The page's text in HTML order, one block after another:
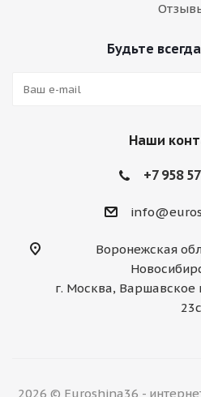
Будьте
Наши
+7 958
Воронежская
г. Москва, Варшавское
2026 © Euroshina36 -